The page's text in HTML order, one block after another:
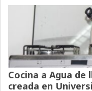
Cocina a Agua de
creada en